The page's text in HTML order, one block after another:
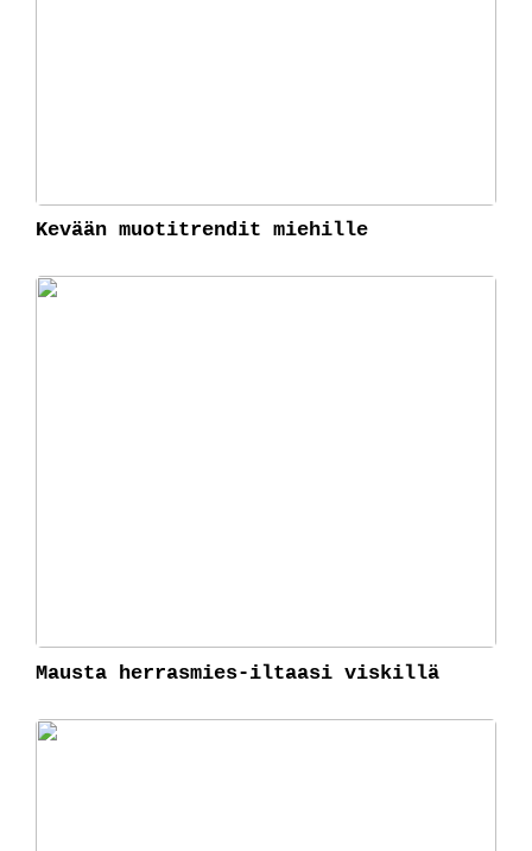
Kevään muotitrendit miehille
Mausta herrasmies-iltaasi viskillä